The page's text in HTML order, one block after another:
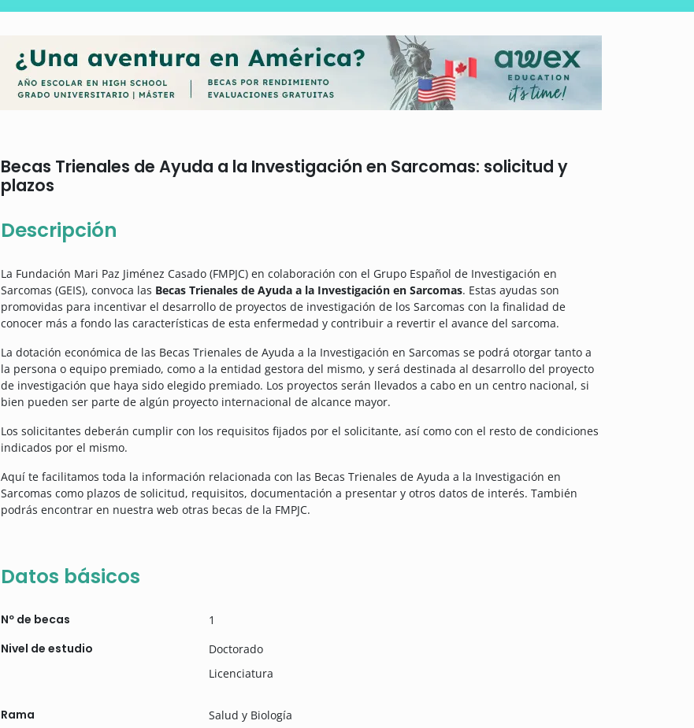
Becas Trienales de Ayuda a la Investigación en Sarcomas: solicitud y
plazos
Descripción
La Fundación Mari Paz Jiménez Casado (FMPJC) en colaboración con el Grupo Español de Investigación en
Sarcomas (GEIS), convoca las Becas Trienales de Ayuda a la Investigación en Sarcomas. Estas ayudas son
promovidas para incentivar el desarrollo de proyectos de investigación de los Sarcomas con la finalidad de
conocer más a fondo las características de esta enfermedad y contribuir a revertir el avance del sarcoma.
La dotación económica de las Becas Trienales de Ayuda a la Investigación en Sarcomas se podrá otorgar tanto a
la persona o equipo premiado, como a la entidad gestora del mismo, y será destinada al desarrollo del proyecto
de investigación que haya sido elegido premiado. Los proyectos serán llevados a cabo en un centro nacional, si
bien pueden ser parte de algún proyecto internacional de alcance mayor.
Los solicitantes deberán cumplir con los requisitos fijados por el solicitante, así como con el resto de condiciones
indicados por el mismo.
Aquí te facilitamos toda la información relacionada con las Becas Trienales de Ayuda a la Investigación en
Sarcomas como plazos de solicitud, requisitos, documentación a presentar y otros datos de interés. También
podrás encontrar en nuestra web otras becas de la FMPJC.
Datos básicos
Nº de becas 1
Nivel de estudio
Doctorado
Licenciatura
Rama
Salud y Biología